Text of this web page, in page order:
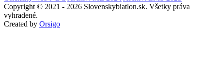
Copyright © 2021 - 2026 Slovenskybiatlon.sk. Všetky práva
vyhradené.
Created by Orsigo